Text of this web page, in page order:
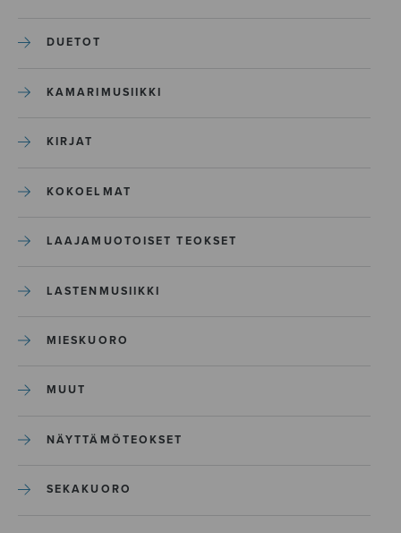
DUETOT
KAMARIMUSIIKKI
KIRJAT
KOKOELMAT
LAAJAMUOTOISET TEOKSET
LASTENMUSIIKKI
MIESKUORO
MUUT
NÄYTTÄMÖTEOKSET
SEKAKUORO